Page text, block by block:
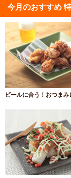
今月のおすすめ
ビールに合う！おつまみ